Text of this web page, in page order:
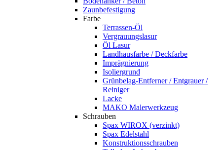
Zaunbefestigung
Farbe
Terrassen-Öl
Vergrauungslasur
Öl Lasur
Landhausfarbe / Deckfarbe
Imprägnierung
Isoliergrund
Grünbelag-Entferner / Entgrauer /
Reiniger
Lacke
MAKO Malerwerkzeug
Schrauben
Spax WIROX (verzinkt)
Spax Edelstahl
Konstruktionsschrauben